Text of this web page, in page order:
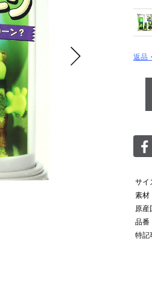
返品
サイ
素材
原産
品番
特記